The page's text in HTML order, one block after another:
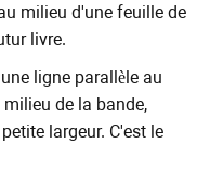
milieu d'une feuille de
livre.
ligne parallèle au
milieu de la bande,
largeur. C'est le